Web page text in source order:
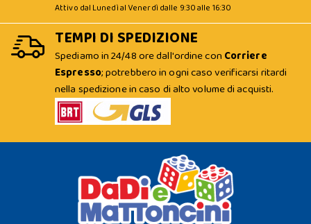
Attivo dal Lunedì al Venerdì dalle 9:30 alle 16:30
TEMPI DI SPEDIZIONE
Spediamo in 24/48 ore dall'ordine con Corriere
Espresso; potrebbero in ogni caso verificarsi ritardi
nella spedizione in caso di alto volume di acquisti.